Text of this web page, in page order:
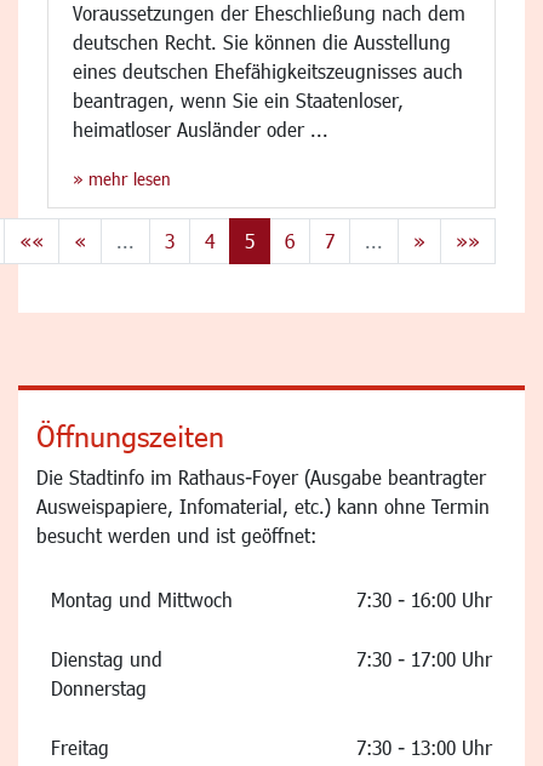
Voraussetzungen der Eheschließung nach dem
deutschen Recht. Sie können die Ausstellung
eines deutschen Ehefähigkeitszeugnisses auch
beantragen, wenn Sie ein Staatenloser,
heimatloser Ausländer oder ...
» mehr lesen
«« « ... 3 4 5 6 7 ... » »»
Öffnungszeiten
Die Stadtinfo im Rathaus-Foyer (Ausgabe beantragter
Ausweispapiere, Infomaterial, etc.) kann ohne Termin
besucht werden und ist geöffnet:
Montag und Mittwoch 7:30 - 16:00 Uhr
Dienstag und
Donnerstag
7:30 - 17:00 Uhr
Freitag 7:30 - 13:00 Uhr